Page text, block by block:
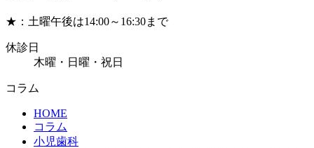
★：土曜午後は14:00～16:30まで
休診日
木曜・日曜・祝日
コラム
HOME
コラム
小児歯科